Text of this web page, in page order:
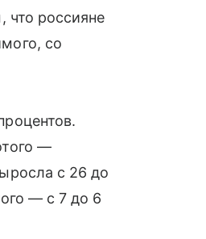
что россияне
со
—
с 26 до
— с 7 до 6